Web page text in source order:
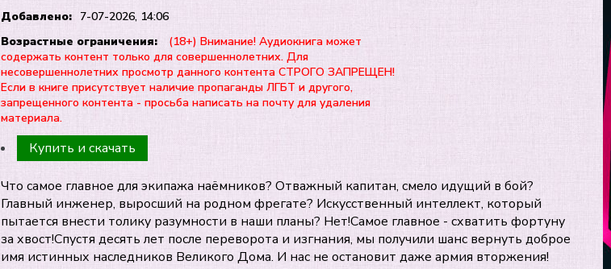
Добавлено: 7-07-2026, 14:06
Возрастные ограничения:
(18+) Внимание! Аудиокнига может
содержать контент только для совершеннолетних. Для
несовершеннолетних просмотр данного контента СТРОГО ЗАПРЕЩЕН!
Если в книге присутствует наличие пропаганды ЛГБТ и другого,
запрещенного контента - просьба написать на почту для удаления
материала.
Купить и скачать
Что самое главное для экипажа наёмников? Отважный капитан, смело идущий в бой?
Главный инженер, выросший на родном фрегате? Искусственный интеллект, который
пытается внести толику разумности в наши планы? Нет!Самое главное - схватить фортуну
за хвост!Спустя десять лет после переворота и изгнания, мы получили шанс вернуть доброе
имя истинных наследников Великого Дома. И нас не остановит даже армия вторжения!